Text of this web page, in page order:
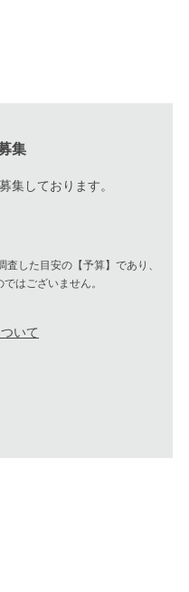
集
集しております。
した目安の【予算】であり、
はございません。
いて